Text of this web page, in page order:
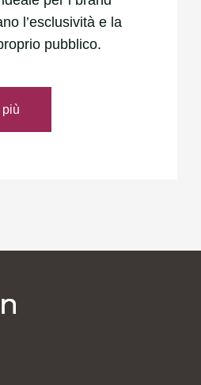
l’esclusività e la
pubblico.